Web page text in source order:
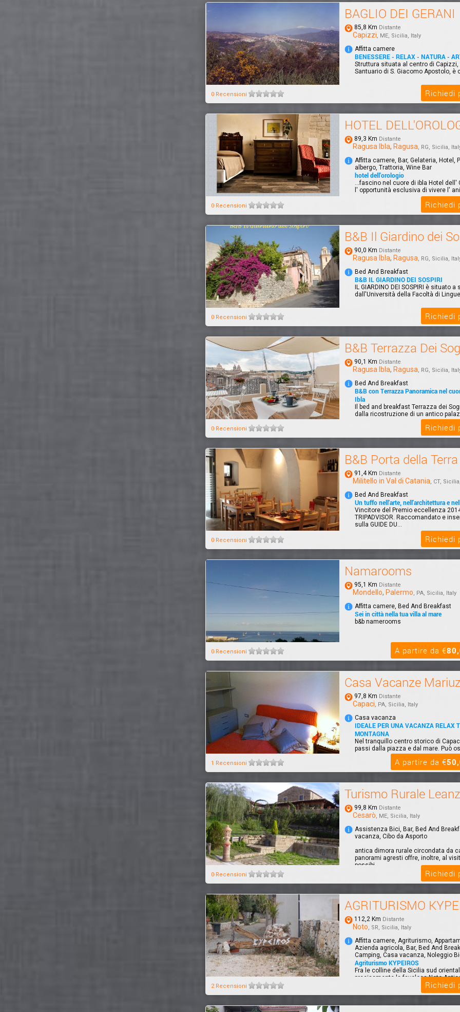
BAGLIO DEI GERANI
85,8 Km Distante
Capizzi, ME, Sicilia, Italy
Affitta camere
BENESSERE - RELAX - NATURA -
Struttura situata al centro di Capizzi,
Santuario di S. Giacomo Apostolo, è
0 Recensioni Richiedi
HOTEL
89,3 Km Distante
Ragusa Ibla, Ragusa, RG, Sicilia,
Affitta camere, Bar, Gelateria, Hotel,
albergo, Trattoria, Wine Bar
hotel dell'orologio
...fascino nel cuore di ibla Hotel dell'
l' opportunità esclusiva di vivere l'
0 Recensioni Richiedi
B&B Il Giardino dei
90,0 Km Distante
Ragusa Ibla, Ragusa, RG, Sicilia,
Bed And Breakfast
B&B IL GIARDINO DEI SOSPIRI
IL GIARDINO DEI SOSPIRI è situato
dall'Università della Facoltà di Lingue
0 Recensioni Richiedi
B&B Terrazza Dei
90,1 Km Distante
Ragusa Ibla, Ragusa, RG, Sicilia,
Bed And Breakfast
B&B con Terrazza Panoramica nel
Ibla
Il bed and breakfast Terrazza dei
dalla ricostruzione di un antico
0 Recensioni Richiedi
B&B Porta della Terra
91,4 Km Distante
Militello in Val di Catania, CT,
Bed And Breakfast
Un tuffo nell'arte, nell'architettura e
Vincitore del Premio eccellenza
TRIPADVISOR. Raccomandato e
sulla GUIDE DU...
0 Recensioni Richiedi
Namarooms
95,1 Km Distante
Mondello, Palermo, PA, Sicilia, Italy
Affitta camere, Bed And Breakfast
Sei in città nella tua villa al mare
b&b namerooms
0 Recensioni A partire da €
Casa Vacanze
97,8 Km Distante
Capaci, PA, Sicilia, Italy
Casa vacanza
IDEALE PER UNA VACANZA RELAX
MONTAGNA
Nel tranquillo centro storico di
passi dalla piazza e dal mare. Può
1 Recensioni A partire da €
Turismo Rurale
99,8 Km Distante
Cesarò, ME, Sicilia, Italy
Assistenza Bici, Bar, Bed And
vacanza, Cibo da Asporto
antica dimora rurale circondata da
panorami agresti offre, inoltre, al
possibi...
0 Recensioni Richiedi
AGRITURISMO
112,2 Km Distante
Noto, SR, Sicilia, Italy
Affitta camere, Agriturismo,
Azienda agricola, Bar, Bed And
Camping, Casa vacanza, Noleggio
Agriturismo KYPEIROS
Fra le colline della Sicilia sud
precisamente la favolosa Noto
2 Recensioni Richiedi